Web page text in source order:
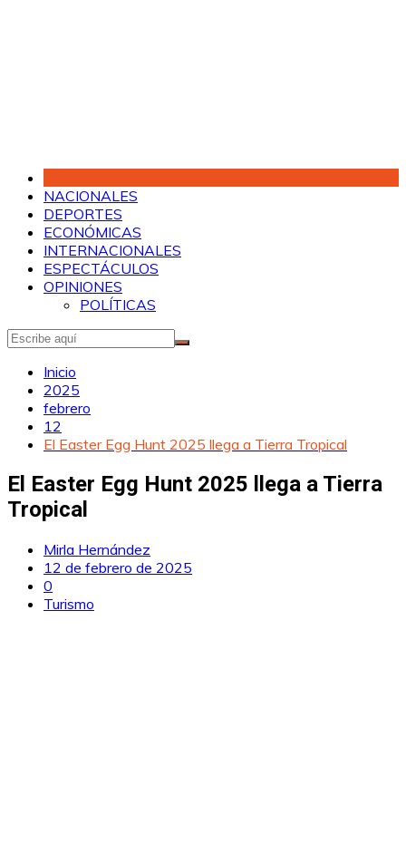
NACIONALES
DEPORTES
ECONÓMICAS
INTERNACIONALES
ESPECTÁCULOS
OPINIONES
POLÍTICAS
Inicio
2025
febrero
12
El Easter Egg Hunt 2025 llega a Tierra Tropical
El Easter Egg Hunt 2025 llega a Tierra
Tropical
Mirla Hernández
12 de febrero de 2025
0
Turismo